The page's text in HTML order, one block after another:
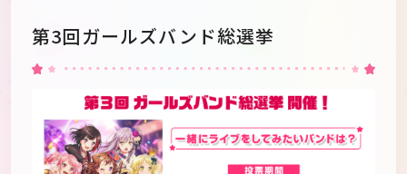
第3回ガールズバンド総選挙